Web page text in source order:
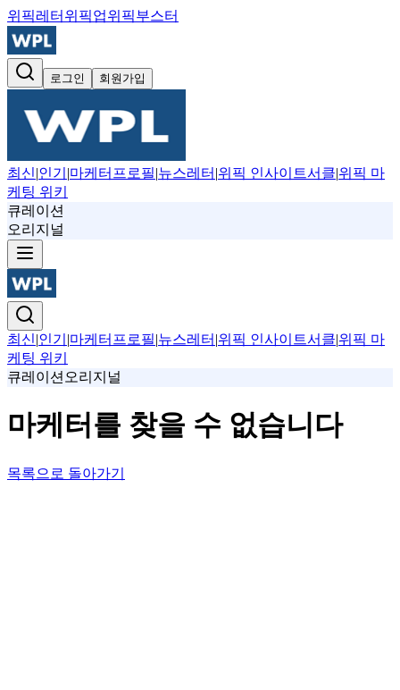
위픽레터 위픽업위픽부스터
로그인 회원가입
최신|인기 |마케터프로필|뉴스레터 |위픽 인사이트서클|위픽 마
케팅 위키
큐레이션
오리지널
최신|인기 |마케터프로필|뉴스레터 |위픽 인사이트서클|위픽 마
케팅 위키
큐레이션 오리지널
마케터를 찾을 수 없습니다
목록으로 돌아가기